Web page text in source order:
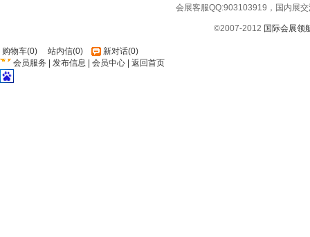
会展客服QQ:903103919，国内展
©2007-2012 国际会展领
购物车(0) 站内信(0) 新对话(0)
会员服务
发布信息 会员中心 返回首页